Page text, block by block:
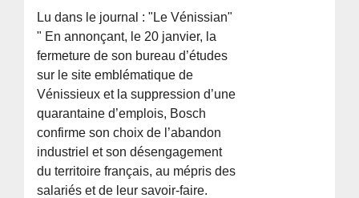
Lu dans le journal : "Le Vénissian"
" En annonçant, le 20 janvier, la
fermeture de son bureau d’études
sur le site emblématique de
Vénissieux et la suppression d’une
quarantaine d’emplois, Bosch
confirme son choix de l’abandon
industriel et son désengagement
du territoire français, au mépris des
salariés et de leur savoir-faire.